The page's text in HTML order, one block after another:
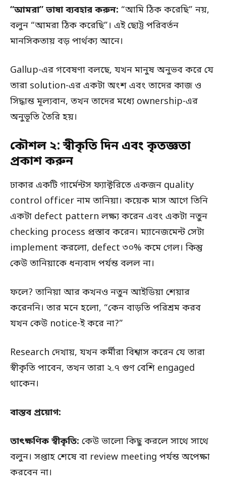
“আমরা” ভাষা ব্যবহার করুন: “আমি ঠিক করেছি” নয়,
বলুন “আমরা ঠিক করেছি”। এই ছোট্ট পরিবর্তন
মানসিকতায় বড় পার্থক্য আনে।
Gallup-এর গবেষণা বলছে, যখন মানুষ অনুভব করে যে
তারা solution-এর একটা অংশ এবং তাদের কাজ ও
সিদ্ধান্ত মূল্যবান, তখন তাদের মধ্যে ownership-এর
অনুভূতি তৈরি হয়।
কৌশল ২: স্বীকৃতি দিন এবং কৃতজ্ঞতা
প্রকাশ করুন
ঢাকার একটি গার্মেন্টস ফ্যাক্টরিতে একজন quality
control officer নাম তানিয়া। কয়েক মাস আগে তিনি
একটা defect pattern লক্ষ্য করেন এবং একটা নতুন
checking process প্রস্তাব করেন। ম্যানেজমেন্ট সেটা
implement করলো, defect ৩০% কমে গেল। কিন্তু
কেউ তানিয়াকে ধন্যবাদ পর্যন্ত বলল না।
ফলে? তানিয়া আর কখনও নতুন আইডিয়া শেয়ার
করেননি। তার মনে হলো, “কেন বাড়তি পরিশ্রম করব
যখন কেউ notice-ই করে না?”
Research দেখায়, যখন কর্মীরা বিশ্বাস করেন যে তারা
স্বীকৃতি পাবেন, তখন তারা ২.৭ গুণ বেশি engaged
থাকেন।
বাস্তব প্রয়োগ:
তাৎক্ষণিক স্বীকৃতি: কেউ ভালো কিছু করলে সাথে সাথে
বলুন। সপ্তাহ শেষে বা review meeting পর্যন্ত অপেক্ষা
করবেন না।